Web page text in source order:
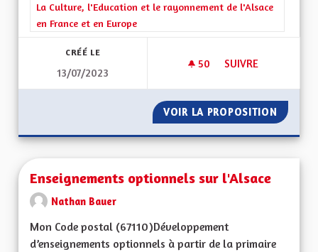
Filtrer les résultats de la catégorie : La Culture, l'Education et
La Culture, l'Education et le rayonnement de l'Alsace
en France et en Europe
CRÉÉ LE
13/07/2023
50 50 ABONNÉS
SUIVRE
VOIR LA PROPOSITION
Enseignements optionnels sur l'Alsace
Nathan Bauer
Mon Code postal (67110)Développement
d’enseignements optionnels à partir de la primaire